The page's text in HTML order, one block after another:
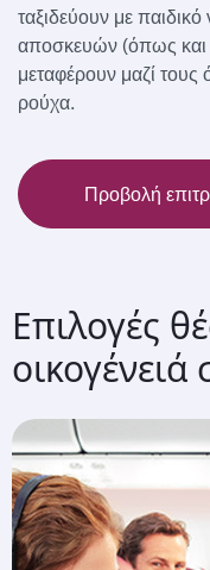
ταξιδεύουν με παιδικό
αποσκευών (όπως και
μεταφέρουν μαζί τους
ρούχα.
Προβολή
Επιλογές
οικογένειά